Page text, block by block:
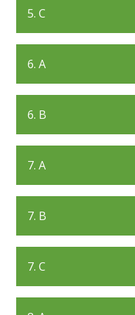
5. C
6. A
6. B
7. A
7. B
7. C